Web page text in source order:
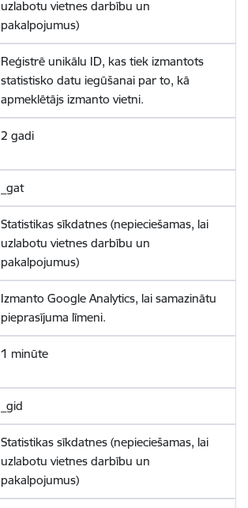
uzlabotu vietnes darbību un
pakalpojumus)
Reģistrē unikālu ID, kas tiek izmantots
statistisko datu iegūšanai par to, kā
apmeklētājs izmanto vietni.
2 gadi
_gat
Statistikas sīkdatnes (nepieciešamas, lai
uzlabotu vietnes darbību un
pakalpojumus)
Izmanto Google Analytics, lai samazinātu
pieprasījuma līmeni.
1 minūte
_gid
Statistikas sīkdatnes (nepieciešamas, lai
uzlabotu vietnes darbību un
pakalpojumus)